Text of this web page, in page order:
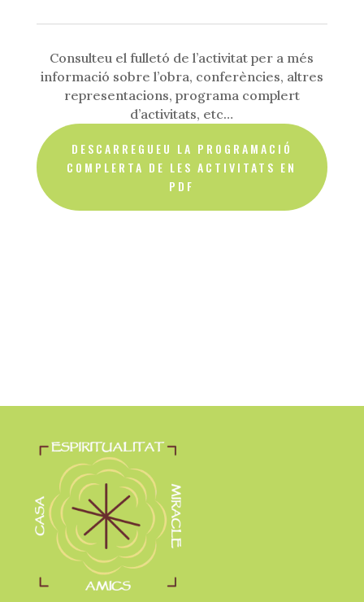
Consulteu el fulletó de l’activitat per a més
informació sobre l’obra, conferències, altres
representacions, programa complert
d’activitats, etc…
DESCARREGUEU LA PROGRAMACIÓ
COMPLERTA DE LES ACTIVITATS EN
PDF